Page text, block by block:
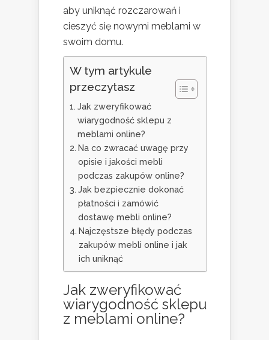
aby uniknąć rozczarowań i
cieszyć się nowymi meblami w
swoim domu.
W tym artykule
przeczytasz
Jak zweryfikować
wiarygodność sklepu z
meblami online?
Na co zwracać uwagę przy
opisie i jakości mebli
podczas zakupów online?
Jak bezpiecznie dokonać
płatności i zamówić
dostawę mebli online?
Najczęstsze błędy podczas
zakupów mebli online i jak
ich uniknąć
Jak zweryfikować
wiarygodność sklepu
z meblami online?